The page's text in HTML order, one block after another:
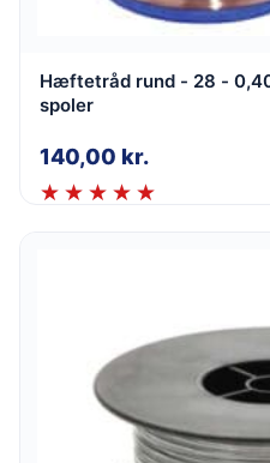
Hæftetråd rund - 28 -
spoler
140,00 kr.